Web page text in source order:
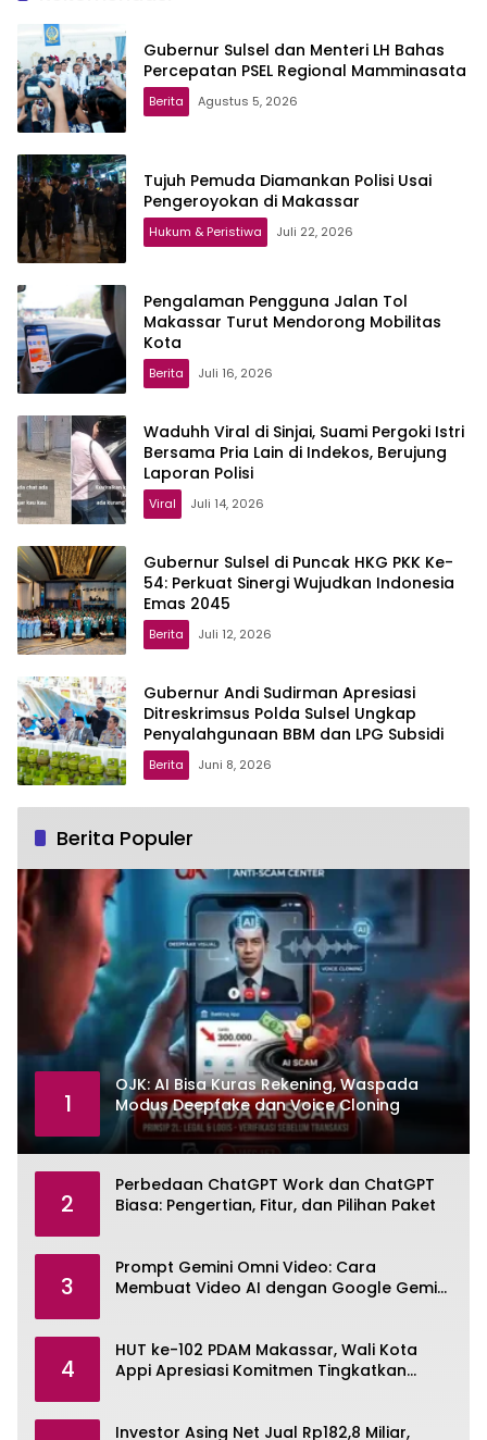
Gubernur Sulsel dan Menteri LH Bahas
Percepatan PSEL Regional Mamminasata
Berita Agustus 5, 2026
Tujuh Pemuda Diamankan Polisi Usai
Pengeroyokan di Makassar
Hukum & Peristiwa Juli 22, 2026
Pengalaman Pengguna Jalan Tol
Makassar Turut Mendorong Mobilitas
Kota
Berita Juli 16, 2026
Waduhh Viral di Sinjai, Suami Pergoki Istri
Bersama Pria Lain di Indekos, Berujung
Laporan Polisi
Viral Juli 14, 2026
Gubernur Sulsel di Puncak HKG PKK Ke-
54: Perkuat Sinergi Wujudkan Indonesia
Emas 2045
Berita Juli 12, 2026
Gubernur Andi Sudirman Apresiasi
Ditreskrimsus Polda Sulsel Ungkap
Penyalahgunaan BBM dan LPG Subsidi
Berita Juni 8, 2026
Berita Populer
1
OJK: AI Bisa Kuras Rekening, Waspada
Modus Deepfake dan Voice Cloning
2
Perbedaan ChatGPT Work dan ChatGPT
Biasa: Pengertian, Fitur, dan Pilihan Paket
3
Prompt Gemini Omni Video: Cara
Membuat Video AI dengan Google Gemini
4
HUT ke-102 PDAM Makassar, Wali Kota
Appi Apresiasi Komitmen Tingkatkan
Investor Asing Net Jual Rp182,8 Miliar,